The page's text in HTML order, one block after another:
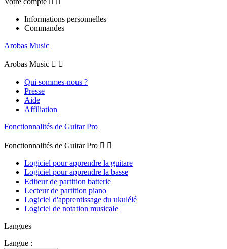
Informations personnelles
Commandes
Arobas Music
Arobas Music  
Qui sommes-nous ?
Presse
Aide
Affiliation
Fonctionnalités de Guitar Pro
Fonctionnalités de Guitar Pro  
Logiciel pour apprendre la guitare
Logiciel pour apprendre la basse
Editeur de partition batterie
Lecteur de partition piano
Logiciel d'apprentissage du ukulélé
Logiciel de notation musicale
Langues
Langue :